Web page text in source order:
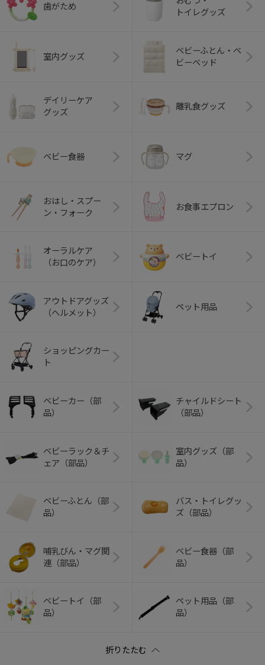
歯がため
トイレグッズ
室内グッズ
ベビーふとん・ベ
ビーベッド
デイリーケア
グッズ
離乳食グッズ
ベビー食器 マグ
おはし・スプー
ン・フォーク
お食事エプロン
オーラルケア
（お口のケア）
ベビートイ
アウトドアグッズ
（ヘルメット）
ペット用品
ショッピングカー
ト
ベビーカー（部
品）
チャイルドシート
（部品）
ベビーラック＆チ
ェア（部品）
室内グッズ（部
品）
ベビーふとん（部
品）
バス・トイレグッ
ズ（部品）
哺乳びん・マグ関
連（部品）
ベビー食器（部
品）
ベビートイ（部
品）
ペット用品（部
品）